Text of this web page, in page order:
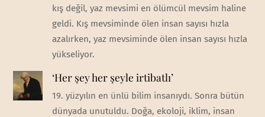
kış değil, yaz mevsimi en ölümcül mevsim haline
geldi. Kış mevsiminde ölen insan sayısı hızla
azalırken, yaz mevsiminde ölen insan sayısı hızla
yükseliyor.
‘Her şey her şeyle irtibatlı’
19. yüzyılın en ünlü bilim insanıydı. Sonra bütün
dünyada unutuldu. Doğa, ekoloji, iklim, insan